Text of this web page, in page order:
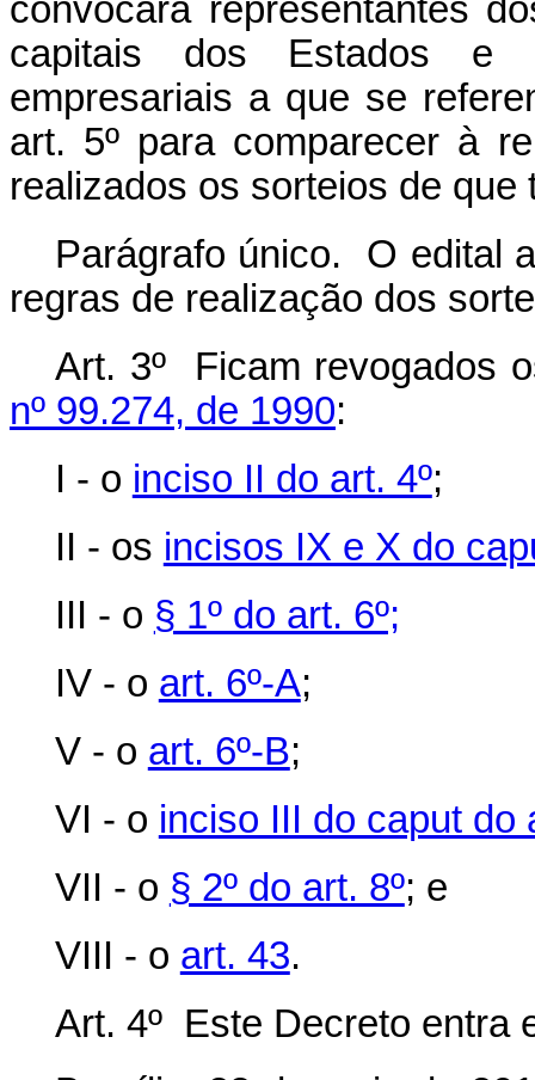
convocará representantes
capitais dos Estados e
empresariais a que se
art. 5º para comparecer à
realizados os sorteios de que
Parágrafo único. O edital
regras de realização dos
Art. 3º Ficam revogados
nº 99.274, de 1990:
I - o inciso II do art. 4º;
II - os incisos IX e X do
III - o § 1º do art. 6º;
IV - o art. 6º-A;
V - o art. 6º-B;
VI - o inciso III do caput do
VII - o § 2º do art. 8º; e
VIII - o art. 43.
Art. 4º Este Decreto entra